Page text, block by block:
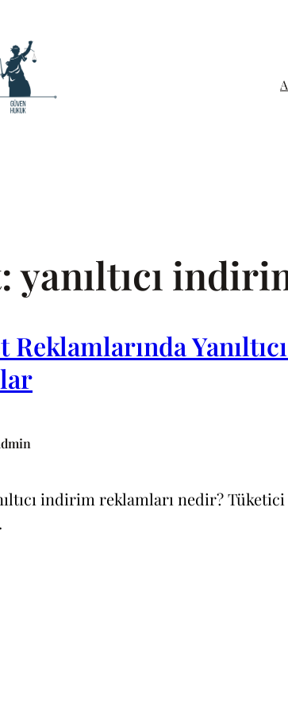
yanıltıcı
Reklamlarında
indirim reklamları nedir? Tüketici